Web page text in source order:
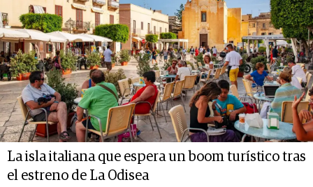
La isla italiana que espera un boom turístico tras
el estreno de La Odisea